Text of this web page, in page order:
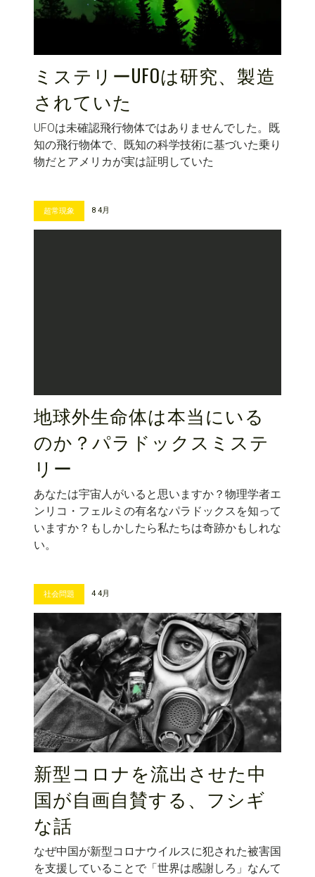
ミステリーUFOは研究、製造
されていた
UFOは未確認飛行物体ではありませんでした。既
知の飛行物体で、既知の科学技術に基づいた乗り
物だとアメリカが実は証明していた
超常現象 8 4月
地球外生命体は本当にいる
のか？パラドックスミステ
リー
あなたは宇宙人がいると思いますか？物理学者エ
ンリコ・フェルミの有名なパラドックスを知って
いますか？もしかしたら私たちは奇跡かもしれな
い。
社会問題 4 4月
新型コロナを流出させた中
国が自画自賛する、フシギ
な話
なぜ中国が新型コロナウイルスに犯された被害国
を支援していることで「世界は感謝しろ」なんて